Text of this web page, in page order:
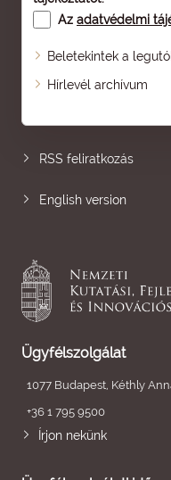
Az adatvédelmi
Beletekintek a
Hírlevél archívum
Oldaltérkép
RSS feliratkozás
English version
Ügyfélszolgálat
1077 Budapest, Kéthly
+36 1 795 9500
Írjon nekünk